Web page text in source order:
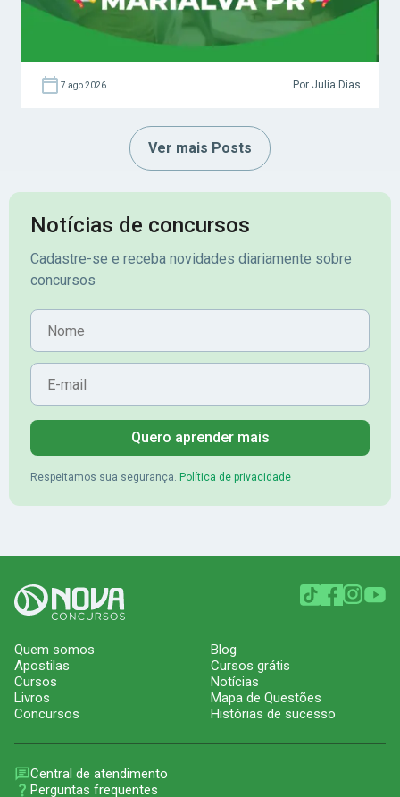
7 ago 2026 Por Julia Dias
Ver mais Posts
Notícias de concursos
Cadastre-se e receba novidades diariamente sobre
concursos
Nome
E-mail
Quero aprender mais
Respeitamos sua segurança. Política de privacidade
Quem somos
Apostilas
Cursos
Livros
Concursos
Blog
Cursos grátis
Notícias
Mapa de Questões
Histórias de sucesso
Central de atendimento
Perguntas frequentes